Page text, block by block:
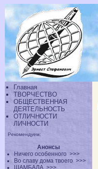
Главная
ТВОРЧЕСТВО
ОБЩЕСТВЕННАЯ
ДЕЯТЕЛЬНОСТЬ
ОТЛИЧНОСТИ
ЛИЧНОСТИ
Рекомендуем:
Анонсы
Ничего особенного >>>
Во славу дома твоего >>>
ШАМБАЛА >>>